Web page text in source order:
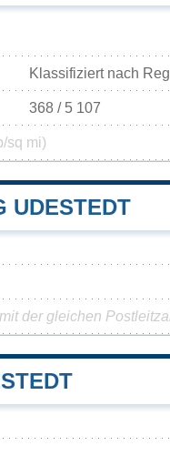
Klassifiziert nach
368 / 5 107
sq mi)
UDESTEDT
der gleichen